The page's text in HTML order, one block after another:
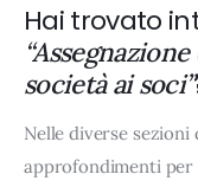
Hai trovato
società ai soci”
Nelle diverse
approfondimenti